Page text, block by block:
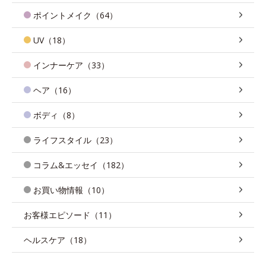
ポイントメイク（64）
UV（18）
インナーケア（33）
ヘア（16）
ボディ（8）
ライフスタイル（23）
コラム&エッセイ（182）
お買い物情報（10）
お客様エピソード（11）
ヘルスケア（18）